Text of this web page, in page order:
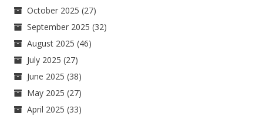
October 2025 (27)
September 2025 (32)
August 2025 (46)
July 2025 (27)
June 2025 (38)
May 2025 (27)
April 2025 (33)